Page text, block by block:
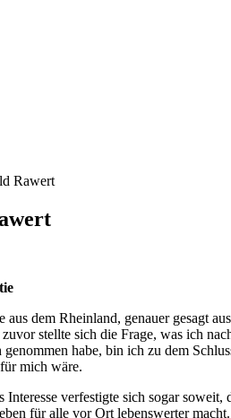
Rawert
dem Rheinland, genauer gesagt
stellte sich die Frage, was ich
habe, bin ich zu dem
mich wäre.
verfestigte sich sogar
für alle vor Ort lebenswerter